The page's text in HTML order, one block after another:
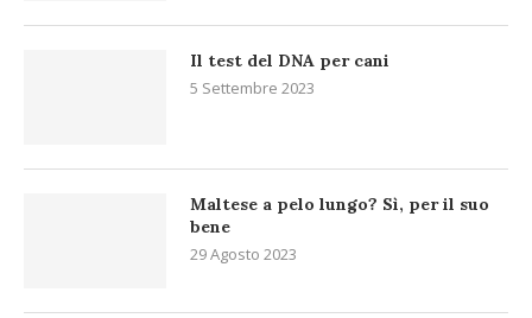
Il test del DNA per cani
5 Settembre 2023
Maltese a pelo lungo? Sì, per il suo
bene
29 Agosto 2023